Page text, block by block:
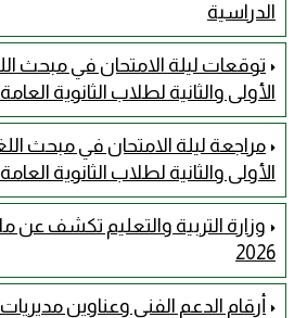
الدراسية
توقعات ليلة الامتحان في مبحث
الأولى والثانية لطلاب الثانوية
مراجعة ليلة الامتحان في مبحث
الأولى والثانية لطلاب الثانوية
وزارة التربية والتعليم تكشف عن
2026
أرقام الدعم الفني وعناوين مديريات